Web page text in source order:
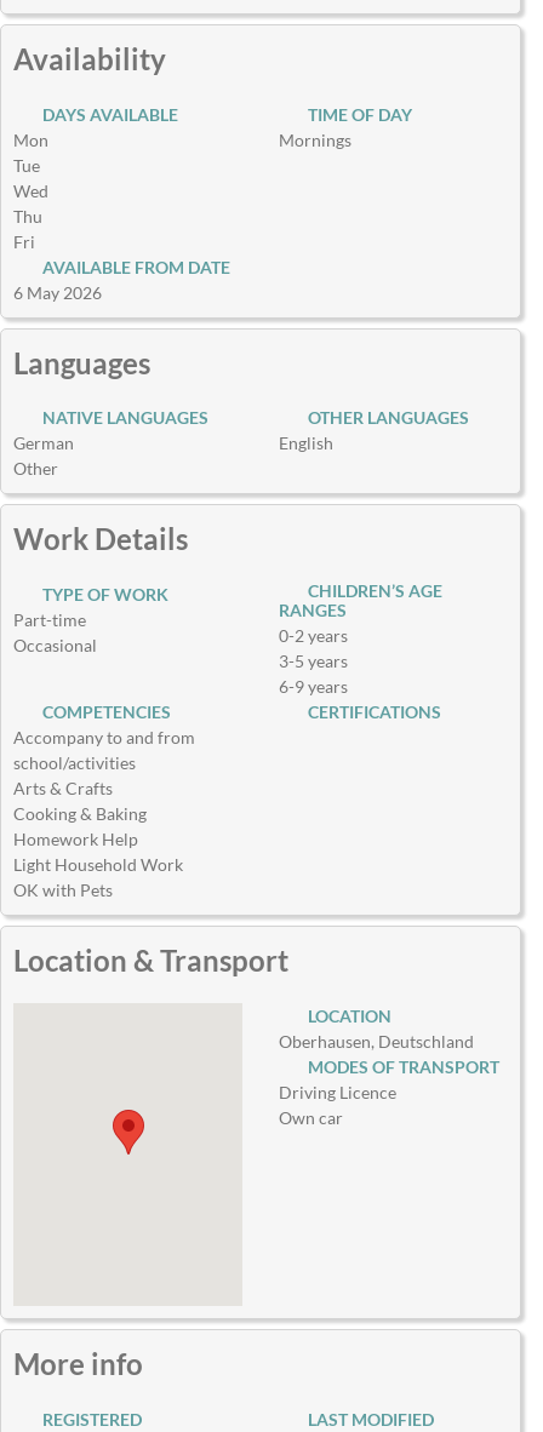
Availability
DAYS AVAILABLE
Mon
Tue
Wed
Thu
Fri
TIME OF DAY
Mornings
AVAILABLE FROM DATE
6 May 2026
Languages
NATIVE LANGUAGES
German
Other
OTHER LANGUAGES
English
Work Details
TYPE OF WORK
Part-time
Occasional
CHILDREN’S AGE
RANGES
0-2 years
3-5 years
6-9 years
COMPETENCIES
Accompany to and from
school/activities
Arts & Crafts
Cooking & Baking
Homework Help
Light Household Work
OK with Pets
CERTIFICATIONS
Location & Transport
LOCATION
Oberhausen, Deutschland
MODES OF TRANSPORT
Driving Licence
Own car
More info
REGISTERED
LAST MODIFIED